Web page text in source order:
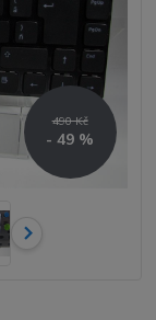
490 Kč
- 49 %